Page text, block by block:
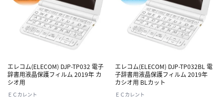
エレコム(ELECOM) DJP-TP032 電子
辞書用液晶保護フィルム 2019年 カ
シオ用
ＥＣカレント
エレコム(ELECOM) DJP-TP032BL 電
子辞書用液晶保護フィルム 2019年
カシオ用 BLカット
ＥＣカレント